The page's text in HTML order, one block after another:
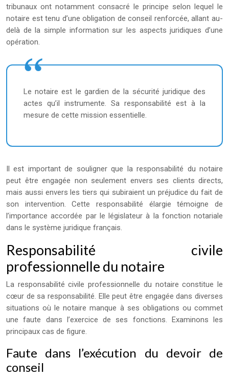
tribunaux ont notamment consacré le principe selon lequel le
notaire est tenu d’une obligation de conseil renforcée, allant au-
delà de la simple information sur les aspects juridiques d’une
opération.
Le notaire est le gardien de la sécurité juridique des
actes qu’il instrumente. Sa responsabilité est à la
mesure de cette mission essentielle.
Il est important de souligner que la responsabilité du notaire
peut être engagée non seulement envers ses clients directs,
mais aussi envers les tiers qui subiraient un préjudice du fait de
son intervention. Cette responsabilité élargie témoigne de
l’importance accordée par le législateur à la fonction notariale
dans le système juridique français.
Responsabilité civile
professionnelle du notaire
La responsabilité civile professionnelle du notaire constitue le
cœur de sa responsabilité. Elle peut être engagée dans diverses
situations où le notaire manque à ses obligations ou commet
une faute dans l’exercice de ses fonctions. Examinons les
principaux cas de figure.
Faute dans l’exécution du devoir de
conseil